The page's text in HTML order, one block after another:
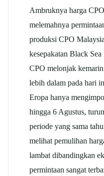
Ambruknya harga
melemahnya
produksi CPO
kesepakatan Black Sea
CPO melonjak
lebih dalam pada hari
Eropa hanya
hingga 6 Agustus,
periode yang sama
melihat pemulihan
lambat dibandingkan
permintaan sangat